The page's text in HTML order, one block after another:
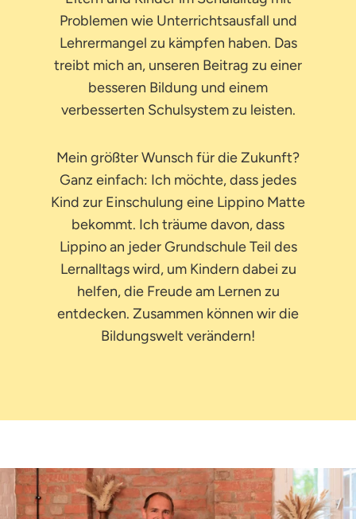
Problemen wie Unterrichtsausfall und
Lehrermangel zu kämpfen haben. Das
treibt mich an, unseren Beitrag zu einer
besseren Bildung und einem
verbesserten Schulsystem zu leisten.
Mein größter Wunsch für die Zukunft?
Ganz einfach: Ich möchte, dass jedes
Kind zur Einschulung eine Lippino Matte
bekommt. Ich träume davon, dass
Lippino an jeder Grundschule Teil des
Lernalltags wird, um Kindern dabei zu
helfen, die Freude am Lernen zu
entdecken. Zusammen können wir die
Bildungswelt verändern!